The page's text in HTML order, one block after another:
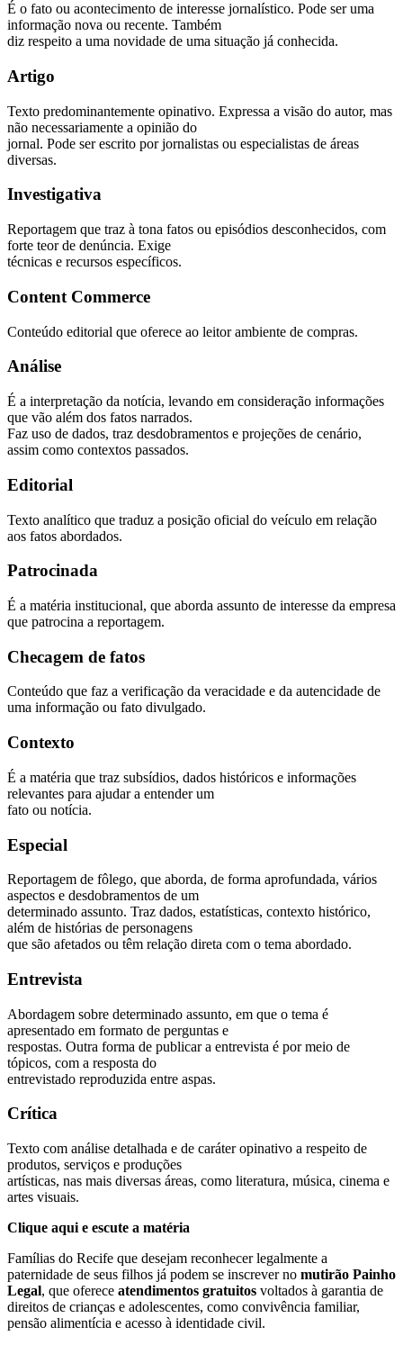
É o fato ou acontecimento de interesse jornalístico. Pode ser uma
informação nova ou recente. Também
diz respeito a uma novidade de uma situação já conhecida.
Artigo
Texto predominantemente opinativo. Expressa a visão do autor, mas
não necessariamente a opinião do
jornal. Pode ser escrito por jornalistas ou especialistas de áreas
diversas.
Investigativa
Reportagem que traz à tona fatos ou episódios desconhecidos, com
forte teor de denúncia. Exige
técnicas e recursos específicos.
Content Commerce
Conteúdo editorial que oferece ao leitor ambiente de compras.
Análise
É a interpretação da notícia, levando em consideração informações
que vão além dos fatos narrados.
Faz uso de dados, traz desdobramentos e projeções de cenário,
assim como contextos passados.
Editorial
Texto analítico que traduz a posição oficial do veículo em relação
aos fatos abordados.
Patrocinada
É a matéria institucional, que aborda assunto de interesse da empresa
que patrocina a reportagem.
Checagem de fatos
Conteúdo que faz a verificação da veracidade e da autencidade de
uma informação ou fato divulgado.
Contexto
É a matéria que traz subsídios, dados históricos e informações
relevantes para ajudar a entender um
fato ou notícia.
Especial
Reportagem de fôlego, que aborda, de forma aprofundada, vários
aspectos e desdobramentos de um
determinado assunto. Traz dados, estatísticas, contexto histórico,
além de histórias de personagens
que são afetados ou têm relação direta com o tema abordado.
Entrevista
Abordagem sobre determinado assunto, em que o tema é
apresentado em formato de perguntas e
respostas. Outra forma de publicar a entrevista é por meio de
tópicos, com a resposta do
entrevistado reproduzida entre aspas.
Crítica
Texto com análise detalhada e de caráter opinativo a respeito de
produtos, serviços e produções
artísticas, nas mais diversas áreas, como literatura, música, cinema e
artes visuais.
Clique aqui e escute a matéria
Famílias do Recife que desejam reconhecer legalmente a
paternidade de seus filhos já podem se inscrever no mutirão Painho
Legal, que oferece atendimentos gratuitos voltados à garantia de
direitos de crianças e adolescentes, como convivência familiar,
pensão alimentícia e acesso à identidade civil.